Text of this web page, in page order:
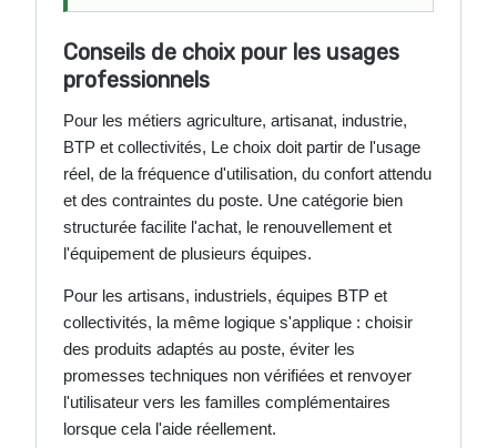
Conseils de choix pour les usages
professionnels
Pour les métiers agriculture, artisanat, industrie,
BTP et collectivités, Le choix doit partir de l'usage
réel, de la fréquence d'utilisation, du confort attendu
et des contraintes du poste. Une catégorie bien
structurée facilite l'achat, le renouvellement et
l'équipement de plusieurs équipes.
Pour les artisans, industriels, équipes BTP et
collectivités, la même logique s'applique : choisir
des produits adaptés au poste, éviter les
promesses techniques non vérifiées et renvoyer
l'utilisateur vers les familles complémentaires
lorsque cela l'aide réellement.